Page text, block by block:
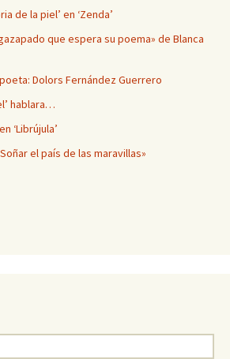
de la piel’ en ‘Zenda’
que espera su poema» de Blanca
Dolors Fernández Guerrero
hablara…
‘Librújula’
el país de las maravillas»